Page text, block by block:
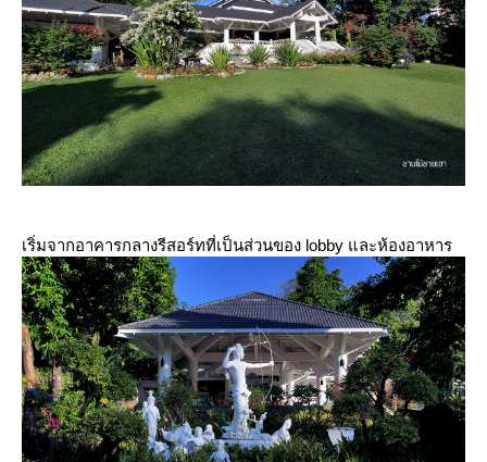
เริ่มจากอาคารกลางรีสอร์ทที่เป็นส่วนของ lobby และห้องอาหาร